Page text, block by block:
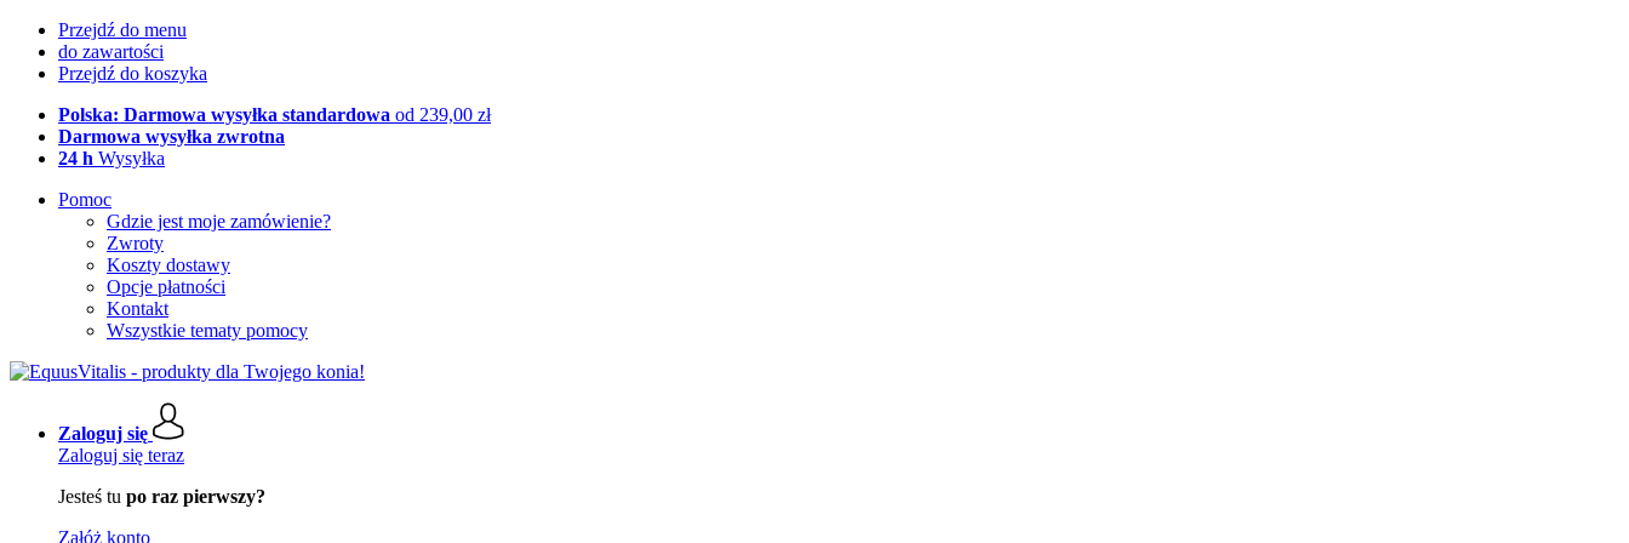
Przejdź do menu
do zawartości
Przejdź do koszyka
Polska: Darmowa wysyłka standardowa od 239,00 zł
Darmowa wysyłka zwrotna
24 h Wysyłka
Pomoc
Gdzie jest moje zamówienie?
Zwroty
Koszty dostawy
Opcje płatności
Kontakt
Wszystkie tematy pomocy
Zaloguj się
Zaloguj się teraz
Jesteś tu po raz pierwszy?
Załóż konto